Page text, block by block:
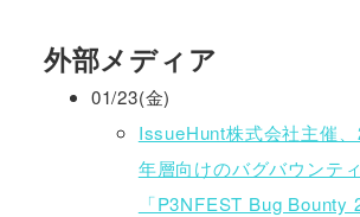
外部メディア
01/23(金)
IssueHunt株式会社主催
年層向けのバグバウンテ
「P3NFEST Bug Bounty